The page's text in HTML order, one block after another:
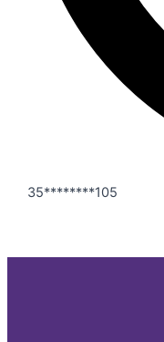
35********105